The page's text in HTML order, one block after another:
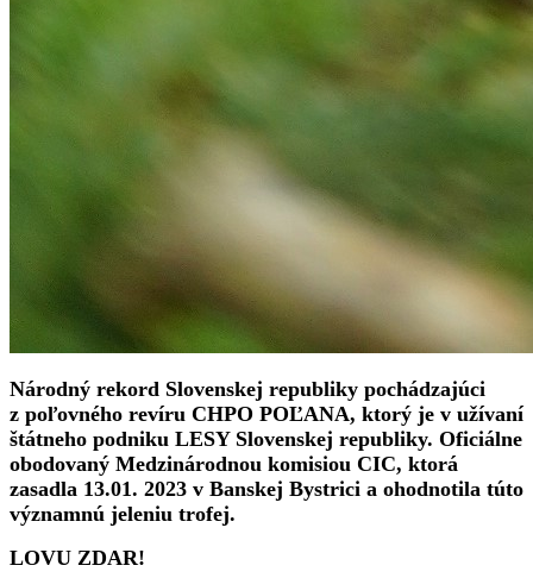
Národný rekord Slovenskej republiky pochádzajúci
z poľovného revíru CHPO POĽANA, ktorý je v užívaní
štátneho podniku LESY Slovenskej republiky. Oficiálne
obodovaný Medzinárodnou komisiou CIC, ktorá
zasadla 13.01. 2023 v Banskej Bystrici a ohodnotila túto
významnú jeleniu trofej.
LOVU ZDAR!